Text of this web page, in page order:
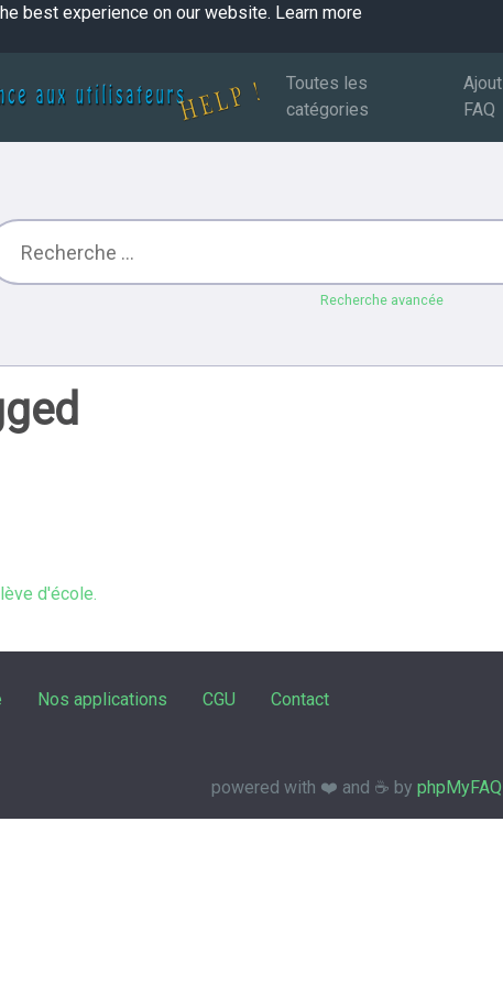
best experience on our website. Learn more
Toutes les
catégories
Ajout
FAQ
Recherche avancée
d'école.
Nos applications CGU Contact
powered with ❤️ and ☕️ by phpMyFAQ